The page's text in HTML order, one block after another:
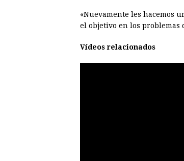
«Nuevamente les hacemos
el objetivo en los problemas
Vídeos relacionados